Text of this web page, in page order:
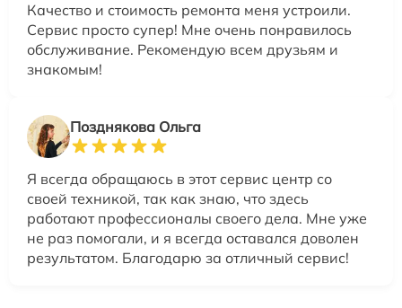
Качество и стоимость ремонта меня устроили.
Сервис просто супер! Мне очень понравилось
обслуживание. Рекомендую всем друзьям и
знакомым!
Позднякова Ольга
Я всегда обращаюсь в этот сервис центр со
своей техникой, так как знаю, что здесь
работают профессионалы своего дела. Мне уже
не раз помогали, и я всегда оставался доволен
результатом. Благодарю за отличный сервис!